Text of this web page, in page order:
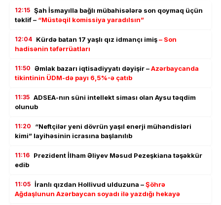
12:15 Şah İsmayılla bağlı mübahisələrə son qoymaq üçün
təklif – “Müstəqil komissiya yaradılsın”
12:04 Kürdə batan 17 yaşlı qız idmançı imiş– Son
hadisənin təfərrüatları
11:50 Əmlak bazarı iqtisadiyyatı dəyişir –Azərbaycanda
tikintinin ÜDM-də payı 6,5%-ə çatıb
11:35 ADSEA-nın süni intellekt siması olan Aysu təqdim
olunub
11:20
“Neftçilər yeni dövrün yaşıl enerji mühəndisləri
kimi” layihəsinin icrasına başlanılıb
11:16 Prezident İlham Əliyev Məsud Pezeşkiana təşəkkür
edib
11:05 İranlı qızdan Hollivud ulduzuna –Şöhrə
Ağdaşlunun Azərbaycan soyadı ilə yazdığı hekayə